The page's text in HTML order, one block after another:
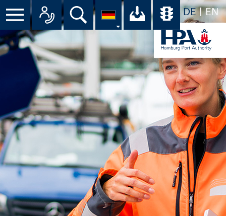
DE EN
Suche Ihr Download-